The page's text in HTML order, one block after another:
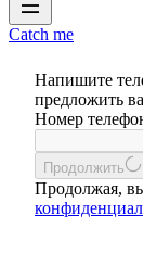
Catch me
Напишите
предложить
Номер
Продолжить
Продолжая,